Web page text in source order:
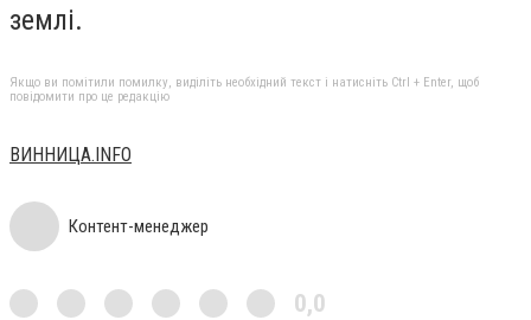
землі.
Якщо ви помітили помилку, виділіть необхідний текст і натисніть Ctrl + Enter, щоб
повідомити про це редакцію
ВИННИЦА.INFO
Контент-менеджер
0,0